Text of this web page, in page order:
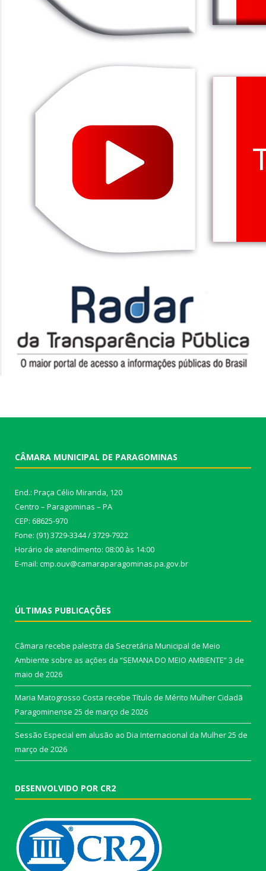
CÂMARA MUNICIPAL DE PARAGOMINAS
End.: Praça Célio Miranda, 120
Centro – Paragominas – PA
CEP: 68625-970
Fone: (91) 3729-3344 / 3729-7922
Horário de atendimento: 08:00 às 14:00
E-mail: cmp.ouv@camaraparagominas.pa.gov.br
ÚLTIMAS PUBLICAÇÕES
Câmara recebe palestra da Secretária Municipal de Meio
Ambiente sobre as ações da “SEMANA DO MEIO AMBIENTE”3 de
maio de 2026
Maria Matogrosso Costa recebe Título de Mérito Mulher Cidadã
Paragominense 25 de março de 2026
Sessão Especial em alusão ao Dia Internacional da Mulher25 de
março de 2026
DESENVOLVIDO POR CR2